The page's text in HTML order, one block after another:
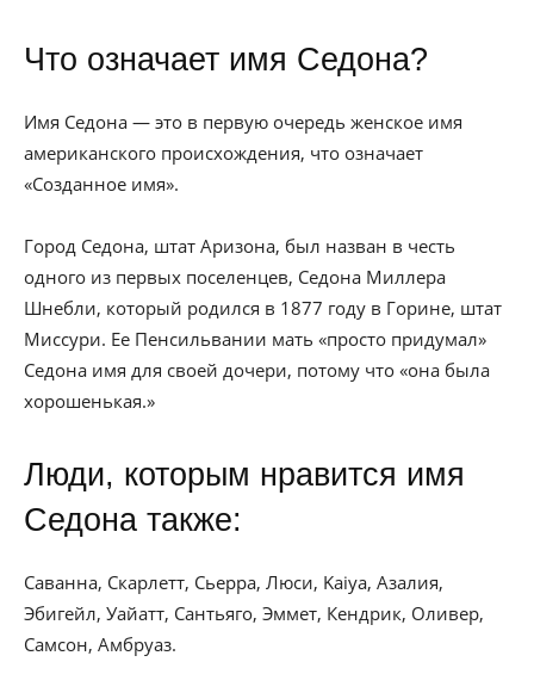
Что означает имя Седона?
Имя Седона — это в первую очередь женское имя
американского происхождения, что означает
«Созданное имя».
Город Седона, штат Аризона, был назван в честь
одного из первых поселенцев, Седона Миллера
Шнебли, который родился в 1877 году в Горине, штат
Миссури. Ее Пенсильвании мать «просто придумал»
Седона имя для своей дочери, потому что «она была
хорошенькая.»
Люди, которым нравится имя
Седона также:
Саванна, Скарлетт, Сьерра, Люси, Kaiya, Азалия,
Эбигейл, Уайатт, Сантьяго, Эммет, Кендрик, Оливер,
Самсон, Амбруаз.